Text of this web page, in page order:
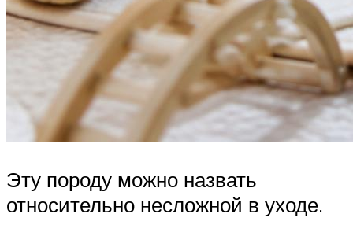
Эту породу можно назвать
относительно несложной в уходе.